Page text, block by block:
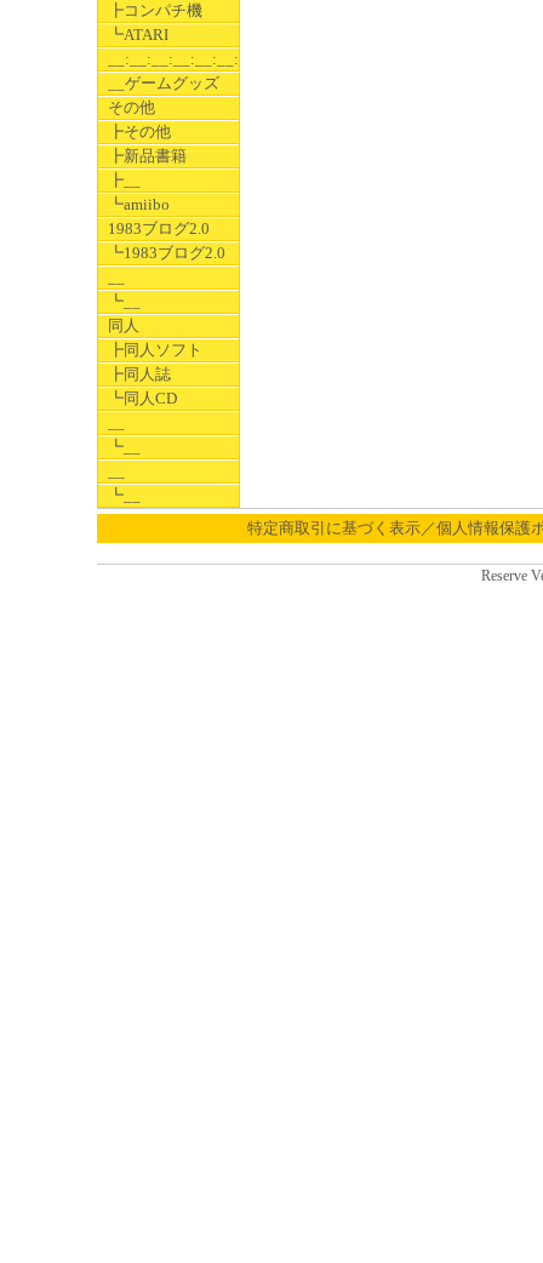
┣コンパチ機
┗ATARI
__:__:__:__:__:__:__
__ゲームグッズ
その他
┣その他
┣新品書籍
┣__
┗amiibo
1983ブログ2.0
┗1983ブログ2.0
┗__
同人
┣同人ソフト
┣同人誌
┗同人CD
┗__
┗__
特定商取引に基づく表示／個人情報保護
Reserve